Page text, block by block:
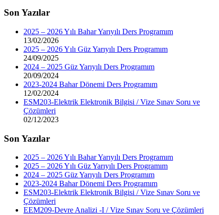
Son Yazılar
2025 – 2026 Yılı Bahar Yarıyılı Ders Programım
13/02/2026
2025 – 2026 Yılı Güz Yarıyılı Ders Programım
24/09/2025
2024 – 2025 Güz Yarıyılı Ders Programım
20/09/2024
2023-2024 Bahar Dönemi Ders Programım
12/02/2024
ESM203-Elektrik Elektronik Bilgisi / Vize Sınav Soru ve
Çözümleri
02/12/2023
Son Yazılar
2025 – 2026 Yılı Bahar Yarıyılı Ders Programım
2025 – 2026 Yılı Güz Yarıyılı Ders Programım
2024 – 2025 Güz Yarıyılı Ders Programım
2023-2024 Bahar Dönemi Ders Programım
ESM203-Elektrik Elektronik Bilgisi / Vize Sınav Soru ve
Çözümleri
EEM209-Devre Analizi -I / Vize Sınav Soru ve Çözümleri